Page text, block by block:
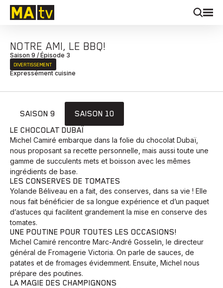
NOTRE AMI, LE BBQ!
Saison 9 / Épisode 3
DIVERTISSEMENT
Expressément cuisine
SAISON 9
SAISON 10
LE CHOCOLAT DUBAÏ
Michel Camiré embarque dans la folie du chocolat Dubaï,
nous proposant sa recette personnelle, mais aussi toute une
gamme de succulents mets et boisson avec les mêmes
ingrédients de base.
LES CONSERVES DE TOMATES
Yolande Béliveau en a fait, des conserves, dans sa vie ! Elle
nous fait bénéficier de sa longue expérience et d’un paquet
d’astuces qui facilitent grandement la mise en conserve des
tomates.
UNE POUTINE POUR TOUTES LES OCCASIONS!
Michel Camiré rencontre Marc-André Gosselin, le directeur
général de Fromagerie Victoria. On parle de sauces, de
patates et de fromages évidemment. Ensuite, Michel nous
prépare des poutines.
LA MAGIE DES CHAMPIGNONS